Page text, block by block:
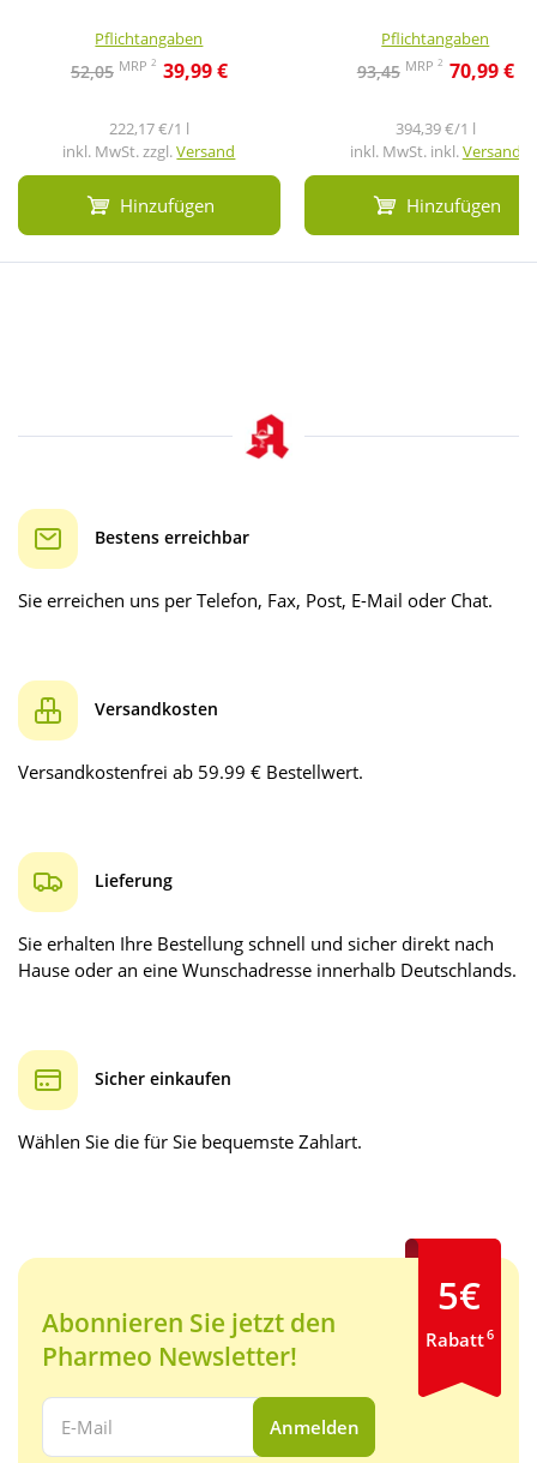
Pflichtangaben
52,05 MRP 2 39,99 €
222,17 €/1 l
inkl. MwSt. zzgl.Versand
Hinzufügen
Pflichtangaben
93,45 MRP 2 70,99 €
394,39 €/1 l
inkl. MwSt. inkl. Versand
Hinzufügen
Bestens erreichbar
Sie erreichen uns per Telefon, Fax, Post, E-Mail oder Chat.
Versandkosten
Versandkostenfrei ab 59.99 € Bestellwert.
Lieferung
Sie erhalten Ihre Bestellung schnell und sicher direkt nach
Hause oder an eine Wunschadresse innerhalb Deutschlands.
Sicher einkaufen
Wählen Sie die für Sie bequemste Zahlart.
Abonnieren Sie jetzt den
Pharmeo Newsletter!
Ihre E-Mail Adresse:
Anmelden
5€
Rabatt6